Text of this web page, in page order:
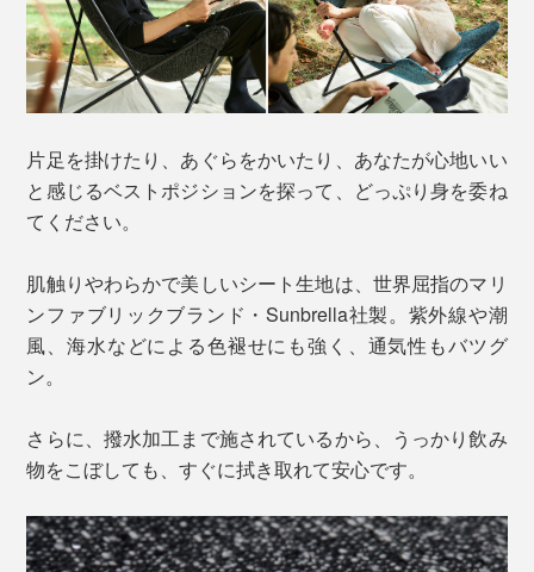
片足を掛けたり、あぐらをかいたり、あなたが心地いい
と感じるベストポジションを探って、どっぷり身を委ね
てください。
肌触りやわらかで美しいシート生地は、世界屈指のマリ
ンファブリックブランド・Sunbrella社製。紫外線や潮
風、海水などによる色褪せにも強く、通気性もバツグ
ン。
さらに、撥水加工まで施されているから、うっかり飲み
物をこぼしても、すぐに拭き取れて安心です。